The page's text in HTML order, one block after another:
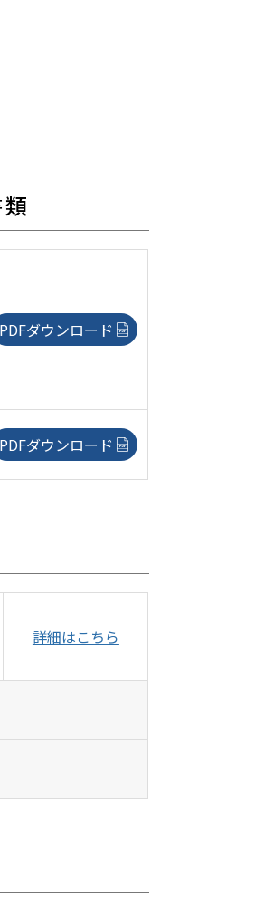
PDFダウンロード
PDFダウンロード
詳細はこちら